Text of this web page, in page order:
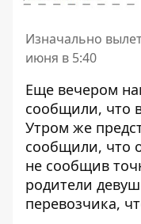
Изначально
июня в 5:40
Еще вечером
сообщили, что
Утром же
сообщили, что
не сообщив
родители
перевозчика,